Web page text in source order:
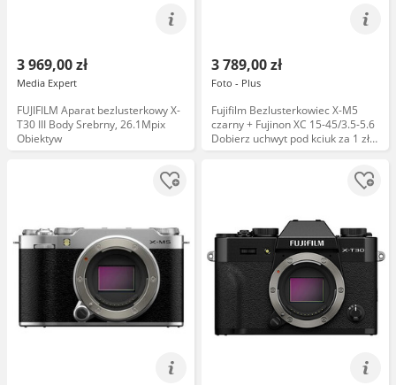
3 969,00 zł
Media Expert
FUJIFILM Aparat bezlusterkowy X-
T30 III Body Srebrny, 26.1Mpix
Obiektyw
3 789,00 zł
Foto - Plus
Fujifilm Bezlusterkowiec X-M5
czarny + Fujinon XC 15-45/3.5-5.6
Dobierz uchwyt pod kciuk za 1 zł
Dobierz Capture One PRO z